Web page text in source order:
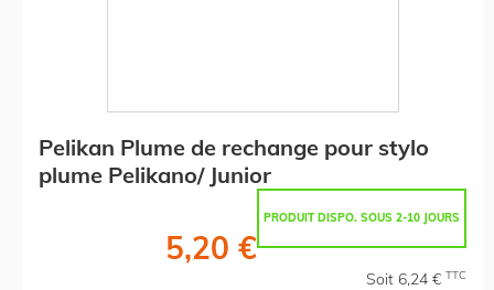
Pelikan Plume de rechange pour stylo
plume Pelikano/ Junior
PRODUIT DISPO. SOUS 2-10 JOURS
5,20 €
Soit 6,24 € TTC